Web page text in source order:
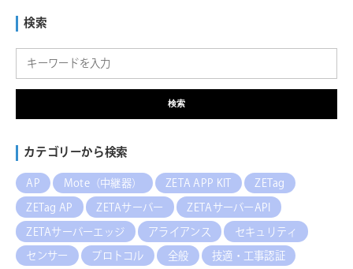
検索
検索
カテゴリーから検索
AP Mote（中継器） ZETA APP KIT
ZETag
ZETag AP
ZETAサーバー
ZETAサーバーAPI
ZETAサーバーエッジ
アライアンス
セキュリティ
センサー
プロトコル 全般
技適・工事認証